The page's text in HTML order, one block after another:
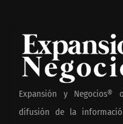
Expansión y Negocios®
difusión de la